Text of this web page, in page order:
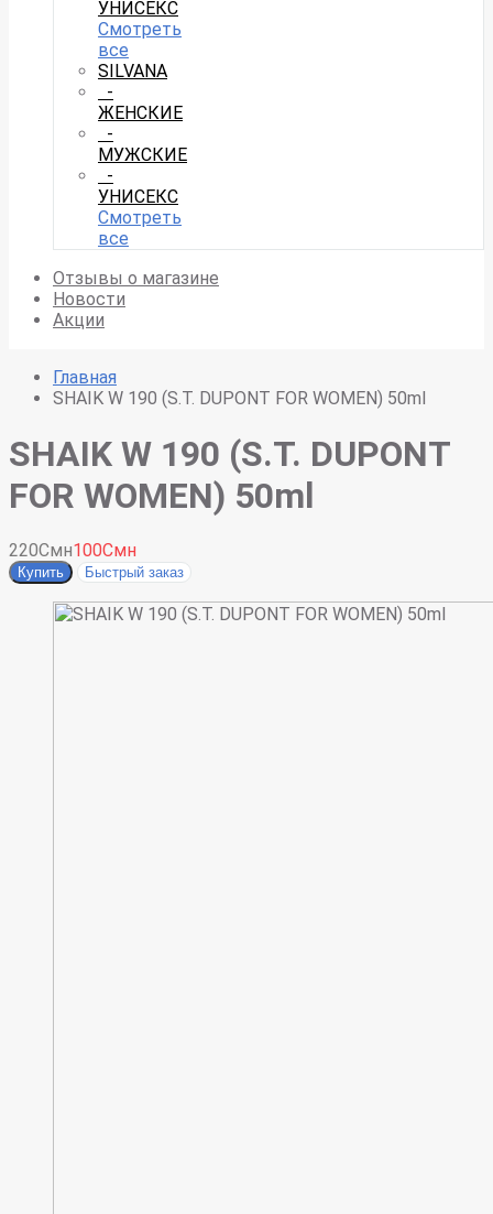
УНИСЕКС
Смотреть
все
SILVANA
-
ЖЕНСКИЕ
-
МУЖСКИЕ
-
УНИСЕКС
Смотреть
все
Отзывы о магазине
Новости
Акции
Главная
SHAIK W 190 (S.T. DUPONT FOR WOMEN) 50ml
SHAIK W 190 (S.T. DUPONT
FOR WOMEN) 50ml
220Смн100Смн
Купить Быстрый заказ